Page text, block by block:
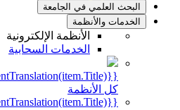
البحث العلمي في الجامعة
الخدمات والأنظمة
الأنظمة الإلكترونية
الخدمات السحابية
{{mmc.getCurrentTranslation(item.Title)}}
كل الأنظمة
{{mmc.getCurrentTranslation(item.Title)}}